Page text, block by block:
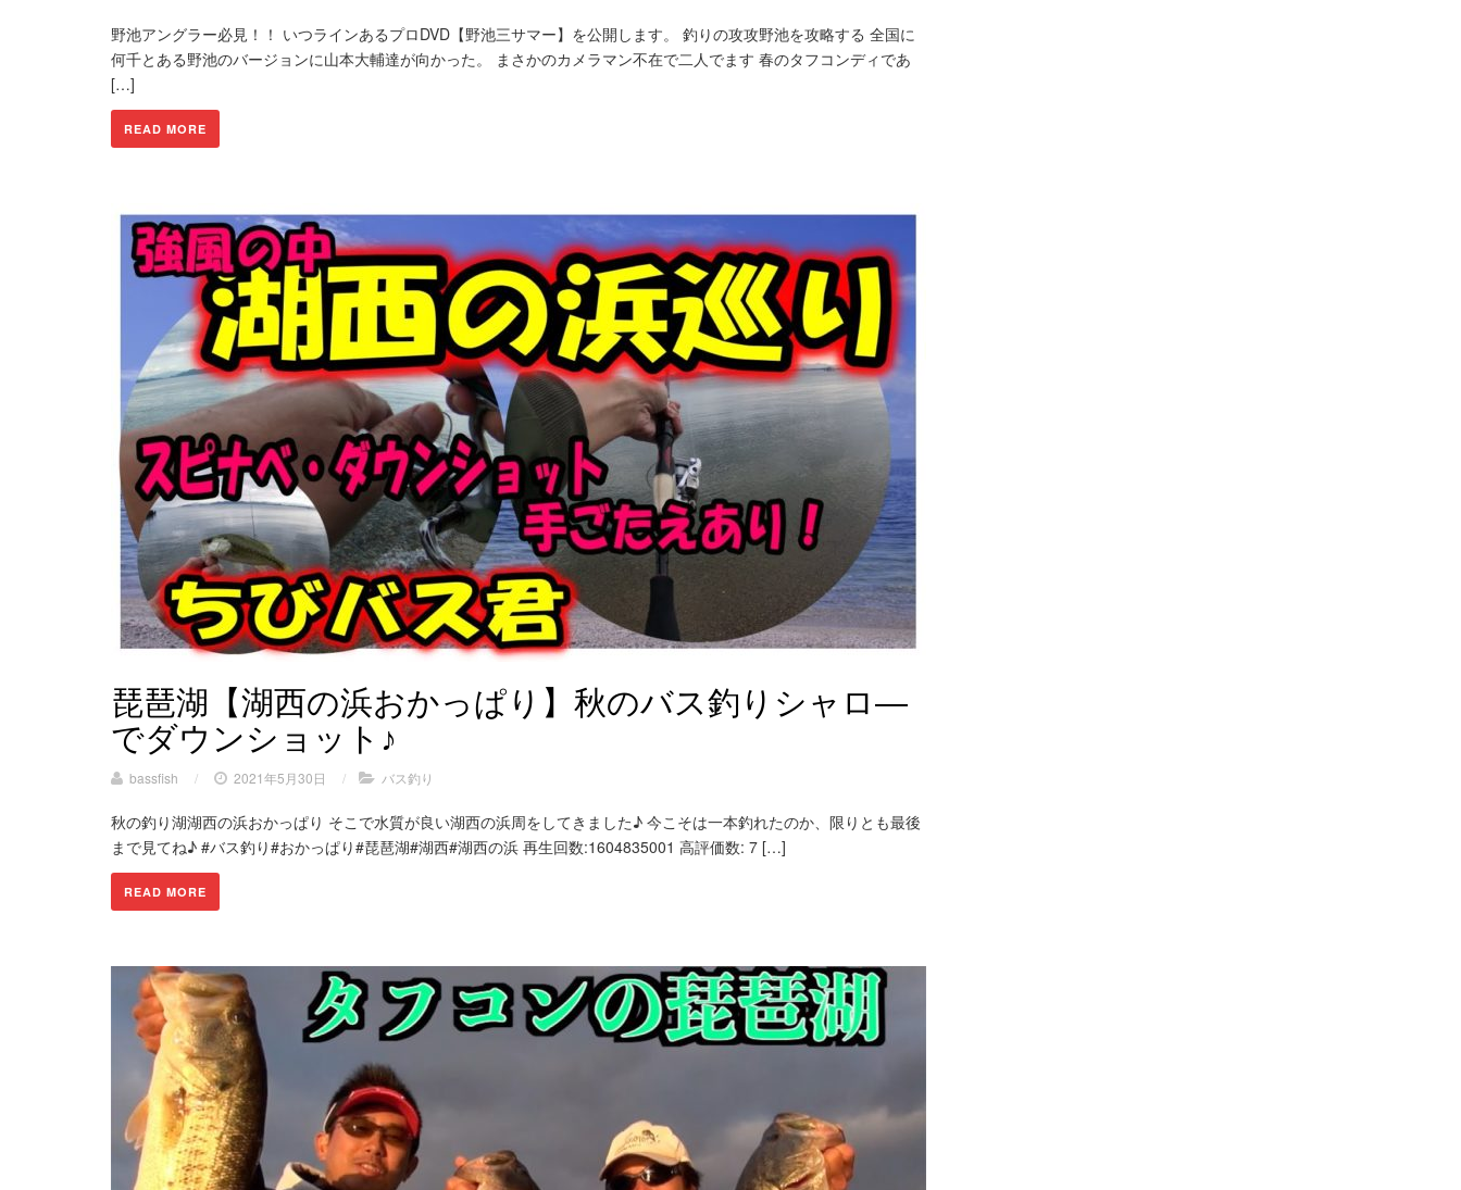
野池アングラー必見！！ いつラインあるプロDVD【野池三サマー】を公開します。 釣りの攻攻野池を攻略する 全国に
何千とある野池のバージョンに山本大輔達が向かった。 まさかのカメラマン不在で二人でます 春のタフコンディであ
[…]
READ MORE
琵琶湖【湖西の浜おかっぱり】秋のバス釣りシャロ―
でダウンショット♪
bassfish / 2021年5月30日 / バス釣り
秋の釣り湖湖西の浜おかっぱり そこで水質が良い湖西の浜周をしてきました♪ 今こそは一本釣れたのか、限りとも最後
まで見てね♪ #バス釣り#おかっぱり#琵琶湖#湖西#湖西の浜 再生回数:1604835001 高評価数: 7 […]
READ MORE